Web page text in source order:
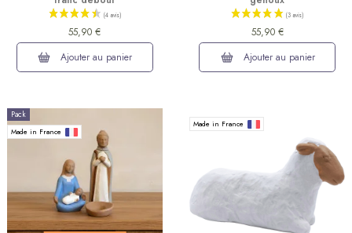
55,90 €
Ajouter au panier
55,90 €
Ajouter au panier
Pack
Made in France
Made in France